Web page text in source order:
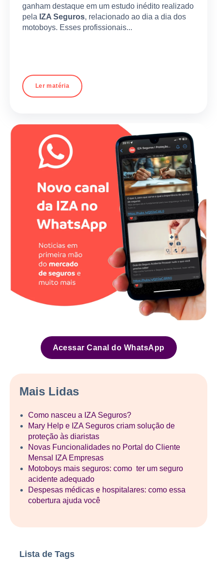
ganham destaque em um estudo inédito realizado
pela IZA Seguros, relacionado ao dia a dia dos
motoboys. Esses profissionais...
Ler matéria
Acessar Canal do WhatsApp
Mais Lidas
Como nasceu a IZA Seguros?
Mary Help e IZA Seguros criam solução de
proteção às diaristas
Novas Funcionalidades no Portal do Cliente
Mensal IZA Empresas
Motoboys mais seguros: como ter um seguro
acidente adequado
Despesas médicas e hospitalares: como essa
cobertura ajuda você
Lista de Tags